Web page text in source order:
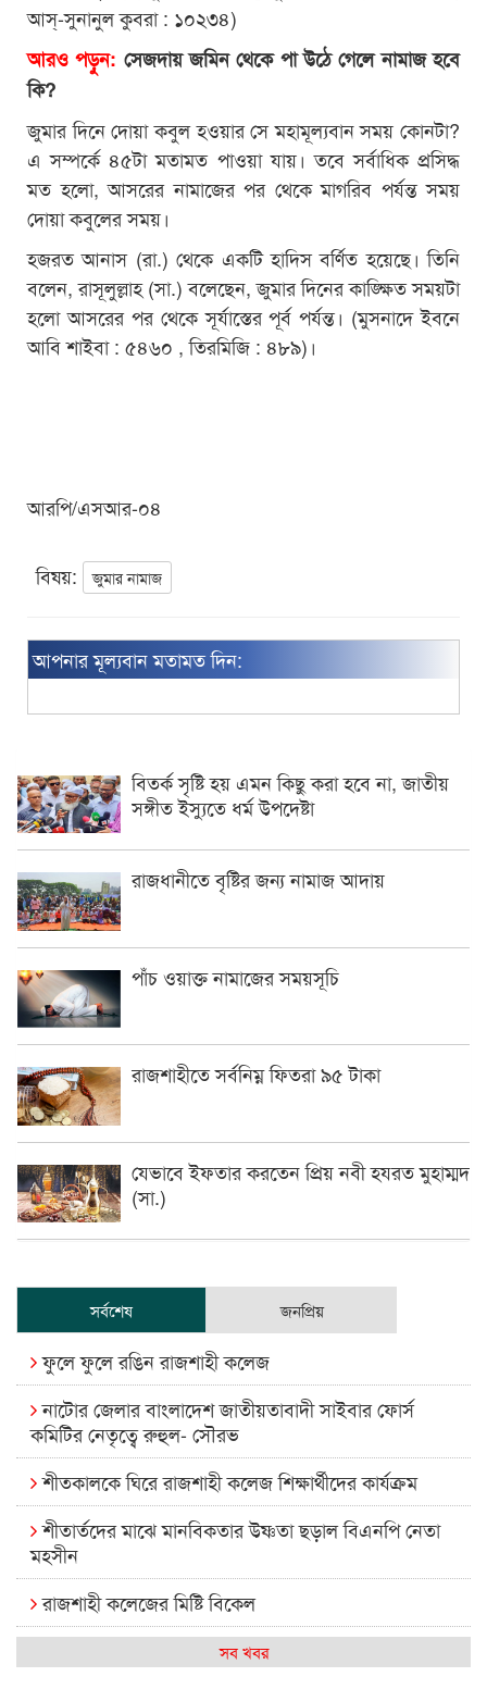
আস্-সুনানুল কুবরা : ১০২৩৪)
আরও পড়ুন: সেজদায় জমিন থেকে পা উঠে গেলে নামাজ হবে
কি?
জুমার দিনে দোয়া কবুল হওয়ার সে মহামূল্যবান সময় কোনটা?
এ সম্পর্কে ৪৫টা মতামত পাওয়া যায়। তবে সর্বাধিক প্রসিদ্ধ
মত হলো, আসরের নামাজের পর থেকে মাগরিব পর্যন্ত সময়
দোয়া কবুলের সময়।
হজরত আনাস (রা.) থেকে একটি হাদিস বর্ণিত হয়েছে। তিনি
বলেন, রাসূলুল্লাহ (সা.) বলেছেন, জুমার দিনের কাঙ্ক্ষিত সময়টা
হলো আসরের পর থেকে সূর্যাস্তের পূর্ব পর্যন্ত। (মুসনাদে ইবনে
আবি শাইবা : ৫৪৬০ , তিরমিজি : ৪৮৯)।
আরপি/এসআর-০৪
বিষয়: জুমার নামাজ
আপনার মূল্যবান মতামত দিন:
বিতর্ক সৃষ্টি হয় এমন কিছু করা হবে না, জাতীয়
সঙ্গীত ইস্যুতে ধর্ম উপদেষ্টা
রাজধানীতে বৃষ্টির জন্য নামাজ আদায়
পাঁচ ওয়াক্ত নামাজের সময়সূচি
রাজশাহীতে সর্বনিম্ন ফিতরা ৯৫ টাকা
যেভাবে ইফতার করতেন প্রিয় নবী হযরত মুহাম্মদ
(সা.)
সর্বশেষ জনপ্রিয়
ফুলে ফুলে রঙিন রাজশাহী কলেজ
নাটোর জেলার বাংলাদেশ জাতীয়তাবাদী সাইবার ফোর্স
কমিটির নেতৃত্বে রুহুল- সৌরভ
শীতকালকে ঘিরে রাজশাহী কলেজ শিক্ষার্থীদের কার্যক্রম
শীতার্তদের মাঝে মানবিকতার উষ্ণতা ছড়াল বিএনপি নেতা
মহসীন
রাজশাহী কলেজের মিষ্টি বিকেল
কেমন আছে আমাদের দেশের মধ্যবিত্তরা
সব খবর